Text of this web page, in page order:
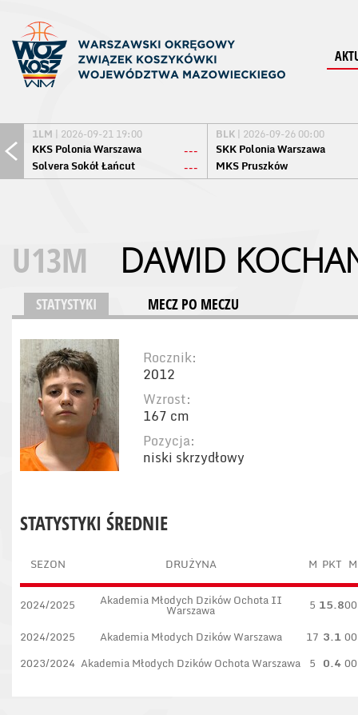
1LM | 2026-09-21 19:00
KKS Polonia Warszawa
---
Solvera Sokół Łańcut
---
BLK | 2026-09-26 00:00
SKK Polonia Warszawa
MKS Pruszków
U13M DAWID
STATYSTYKI MECZ PO MECZU
Rocznik:
2012
Wzrost:
167 cm
Pozycja:
niski skrzydłowy
STATYSTYKI ŚREDNIE
SEZON DRUŻYNA M PKT
2024/2025 Akademia Młodych Dzików Ochota II
Warszawa 5 15.8
2024/2025
Akademia Młodych Dzików Warszawa 17 3.1
2023/2024 Akademia Młodych Dzików Ochota Warszawa 5 0.4